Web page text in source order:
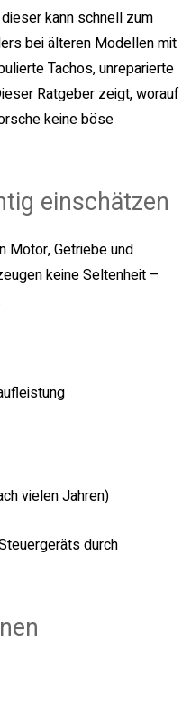
kann schnell zum
bei älteren Modellen mit
Tachos, unreparierte
Ratgeber zeigt, worauf
keine böse
einschätzen
Motor, Getriebe und
keine Seltenheit –
vielen Jahren)
durch